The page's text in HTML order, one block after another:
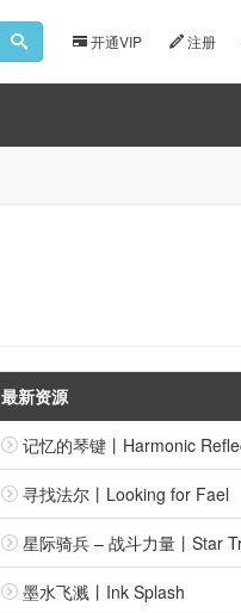
开通VIP 注册
最新资源
记忆的琴键丨Harmonic
寻找法尔丨Looking for Fael
星际骑兵 – 战斗力量丨Star Troopers – Combat
墨水飞溅丨Ink Splash